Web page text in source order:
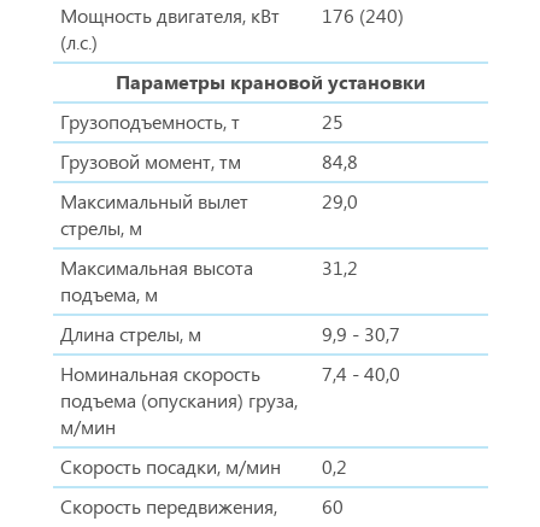
Мощность двигателя, кВт
(л.с.)
176 (240)
Параметры крановой установки
Грузоподъемность, т
25
Грузовой момент, тм
84,8
Максимальный вылет
стрелы, м
29,0
Максимальная высота
подъема, м
31,2
Длина стрелы, м
9,9 - 30,7
Номинальная скорость
подъема (опускания) груза,
м/мин
7,4 - 40,0
Скорость посадки, м/мин
0,2
Скорость передвижения,
60